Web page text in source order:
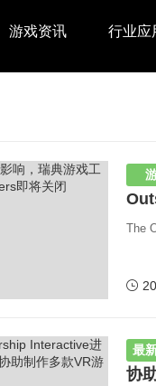
游戏资讯 行业应
The
最
协